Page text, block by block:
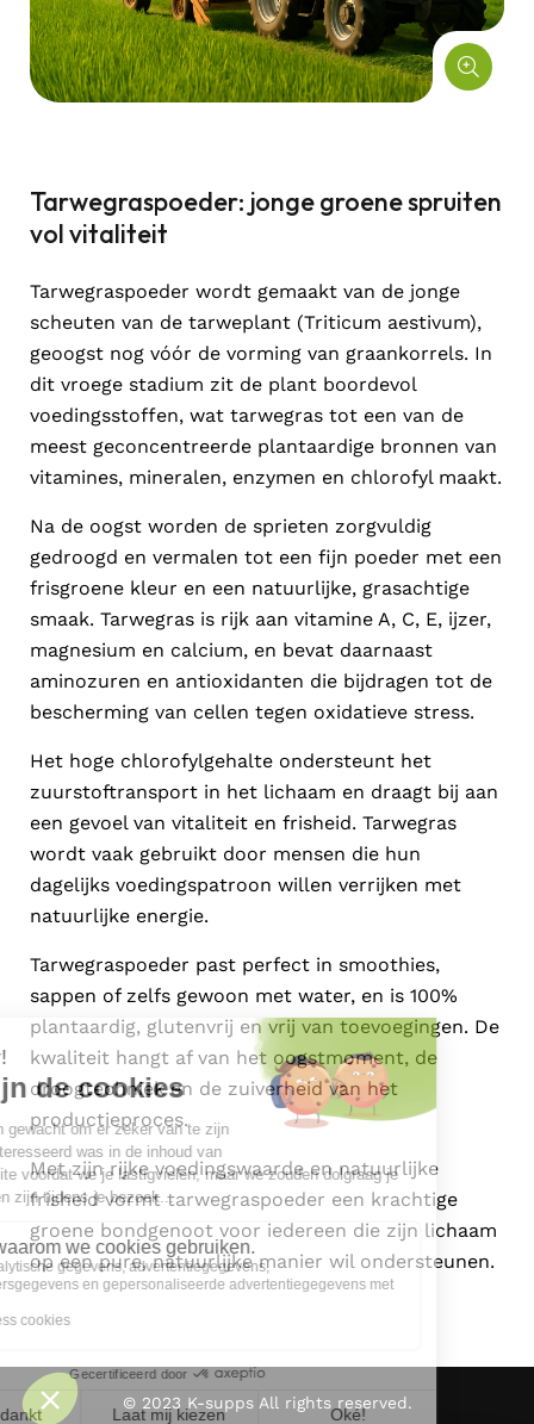
Tarwegraspoeder: jonge groene spruiten
vol vitaliteit
Tarwegraspoeder wordt gemaakt van de jonge
scheuten van de tarweplant (Triticum aestivum),
geoogst nog vóór de vorming van graankorrels. In
dit vroege stadium zit de plant boordevol
voedingsstoffen, wat tarwegras tot een van de
meest geconcentreerde plantaardige bronnen van
vitamines, mineralen, enzymen en chlorofyl maakt.
Na de oogst worden de sprieten zorgvuldig
gedroogd en vermalen tot een fijn poeder met een
frisgroene kleur en een natuurlijke, grasachtige
smaak. Tarwegras is rijk aan vitamine A, C, E, ijzer,
magnesium en calcium, en bevat daarnaast
aminozuren en antioxidanten die bijdragen tot de
bescherming van cellen tegen oxidatieve stress.
Het hoge chlorofylgehalte ondersteunt het
zuurstoftransport in het lichaam en draagt bij aan
een gevoel van vitaliteit en frisheid. Tarwegras
wordt vaak gebruikt door mensen die hun
dagelijks voedingspatroon willen verrijken met
natuurlijke energie.
Tarwegraspoeder past perfect in smoothies,
sappen of zelfs gewoon met water, en is 100%
plantaardig, glutenvrij en vrij van toevoegingen. De
kwaliteit hangt af van het oogstmoment, de
droogtechniek en de zuiverheid van het
productieproces.
Met zijn rijke voedingswaarde en natuurlijke
frisheid vormt tarwegraspoeder een krachtige
groene bondgenoot voor iedereen die zijn lichaam
op een pure, natuurlijke manier wil ondersteunen.
© 2023 K-supps All rights reserved.